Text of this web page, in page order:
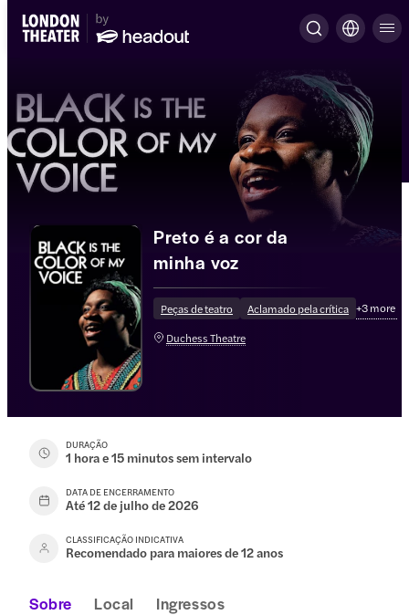
Preto é a cor da
minha voz
Peças de teatro Aclamado pela crítica +3more
Duchess Theatre
DURAÇÃO
1 hora e 15 minutos sem intervalo
DATA DE ENCERRAMENTO
Até 12 de julho de 2026
CLASSIFICAÇÃO INDICATIVA
Recomendado para maiores de 12 anos
Sobre Local Ingressos